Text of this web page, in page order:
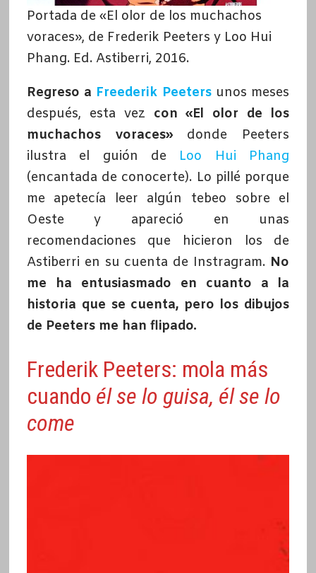
Portada de «El olor de los muchachos
voraces», de Frederik Peeters y Loo Hui
Phang. Ed. Astiberri, 2016.
Regreso a Freederik Peeters unos meses
después, esta vez con «El olor de los
muchachos voraces»donde Peeters
ilustra el guión de Loo Hui Phang
(encantada de conocerte). Lo pillé porque
me apetecía leer algún tebeo sobre el
Oeste y apareció en unas
recomendaciones que hicieron los de
Astiberri en su cuenta de Instragram. No
me ha entusiasmado en cuanto a la
historia que se cuenta, pero los dibujos
de Peeters me han flipado.
Frederik Peeters: mola más
cuando él se lo guisa, él se lo
come